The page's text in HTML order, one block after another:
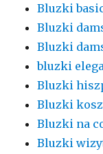
Bluzki
Bluzki
Bluzki
bluzki
Bluzki
Bluzki
Bluzki na
Bluzki